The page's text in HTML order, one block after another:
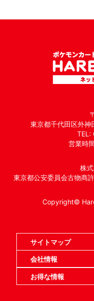
東京都千代田区外
TEL:
営業時
株
東京都公安委員会古物商
Copyright©
サイトマップ
ネット買取TOP
まとめて買取
ハレツー通販サイト
ヘルプ
お問い合わせ
会社情報
利用規約
スタッフ募集
特定商取引法表示
個人情報保護指針
企業情報
お得な情報